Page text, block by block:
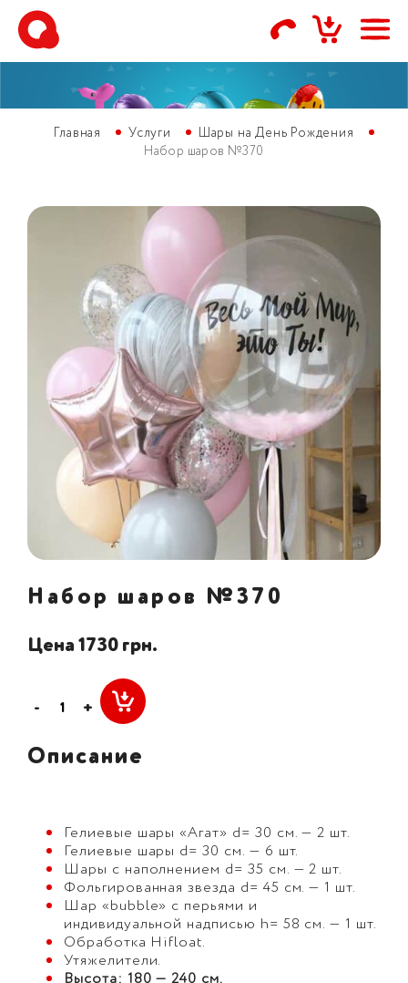
Главная Услуги
Шары на День Рождения
Набор шаров №370
Набор шаров №370
Цена 1730 грн.
- +
Описание
Гелиевые шары «Агат» d= 30 см. — 2 шт.
Гелиевые шары d= 30 см. — 6 шт.
Шары с наполнением d= 35 см. — 2 шт.
Фольгированная звезда d= 45 см. — 1 шт.
Шар «bubble» с перьями и
индивидуальной надписью h= 58 см. — 1 шт.
Обработка Hifloat.
Утяжелители.
Высота: 180 — 240 см.